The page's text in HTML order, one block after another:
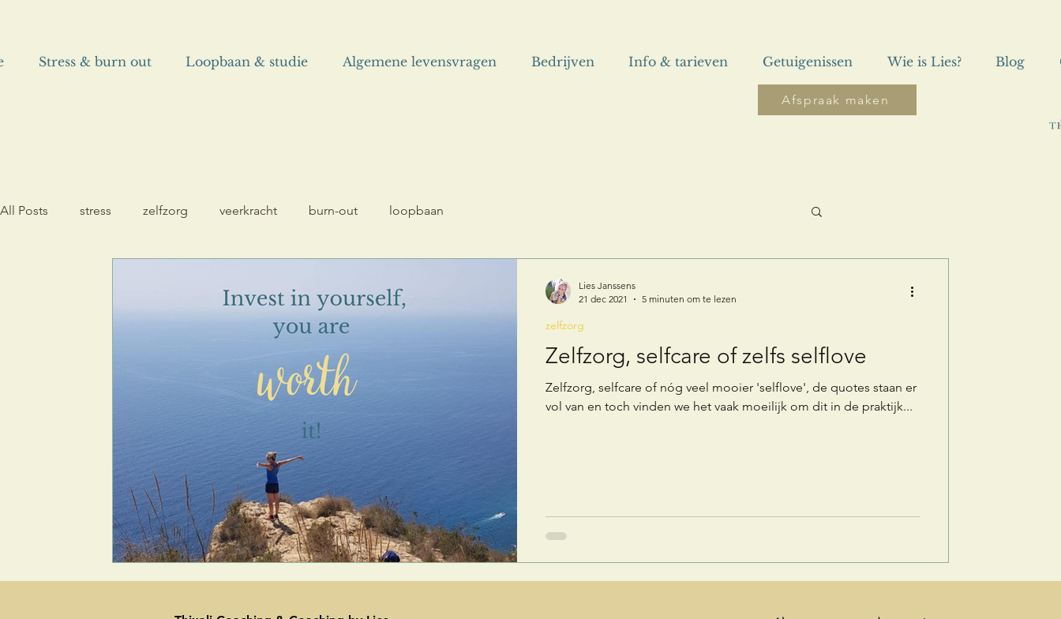
Stress & burn out Loopbaan & studie Algemene levensvragen Bedrijven Info & tarieven Getuigenissen Wie is Lies? Blog
Afspraak maken
All Posts stress zelfzorg veerkracht burn-out loopbaan
Zelfzorg, selfcare of zelfs selflove
Zelfzorg, selfcare of nóg veel mooier 'selflove', de quotes staan er
vol van en toch vinden we het vaak moeilijk om dit in de praktijk...
zelfzorg
Lies Janssens
21 dec 2021
5 minuten om te lezen